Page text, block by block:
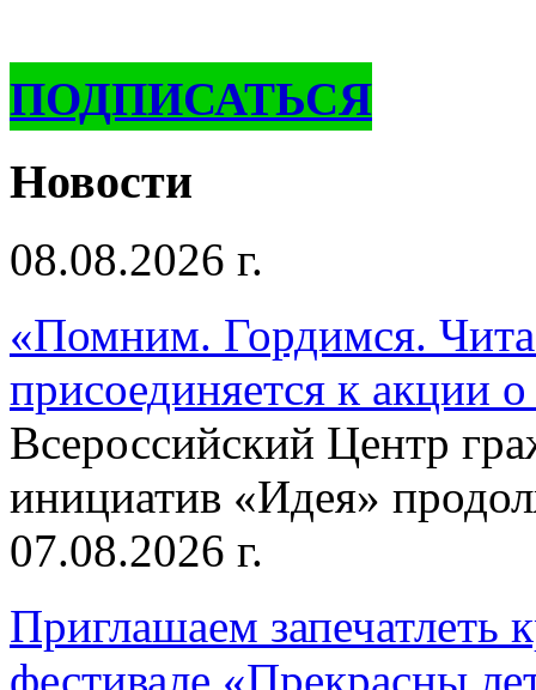
ПОДПИСАТЬСЯ
Новости
08.08.2026 г.
«Помним. Гордимся.
присоединяется к акции
Всероссийский Центр
инициатив «Идея»
07.08.2026 г.
Приглашаем запечатлеть
фестивале «Прекрасны